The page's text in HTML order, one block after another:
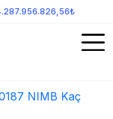
NIMB Kaç